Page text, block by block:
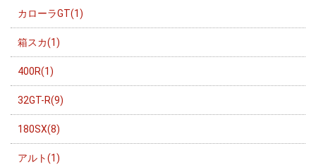
カローラGT(1)
箱スカ(1)
400R(1)
32GT-R(9)
180SX(8)
アルト(1)